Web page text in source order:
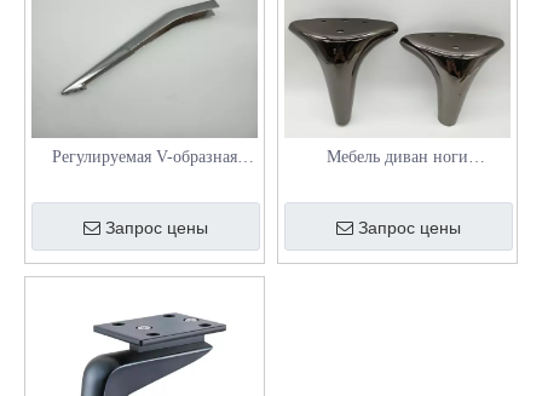
Регулируемая V-образная
столов
Запрос цены
Мебель диван ноги
Запрос цены